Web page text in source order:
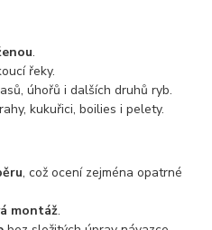
.
řeky.
úhořů i dalších druhů ryb.
kukuřici, boilies i pelety.
, což ocení zejména opatrné
montáž.